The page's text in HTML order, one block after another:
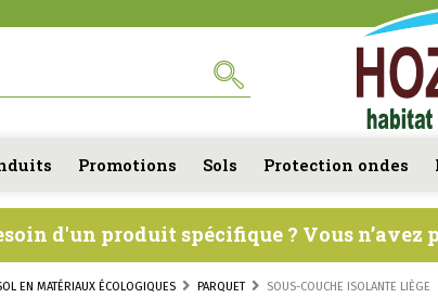
Promotions Sols Protection ondes
d'un produit spécifique ? Vous
EN MATÉRIAUX ÉCOLOGIQUES PARQUET SOUS-COUCHE ISOLANTE LIÈGE